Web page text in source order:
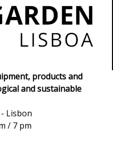
products and
and sustainable
Lisbon
/ 7 pm